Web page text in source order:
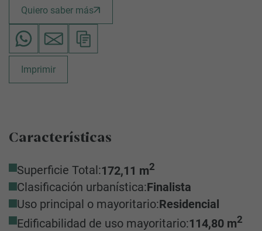
Quiero saber más
Imprimir
Características
Superficie Total:172,11 m2
Clasificación urbanística:Finalista
Uso principal o mayoritario:Residencial
Edificabilidad de uso mayoritario:114,80 m2